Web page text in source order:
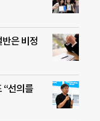
은 비정
“선의를